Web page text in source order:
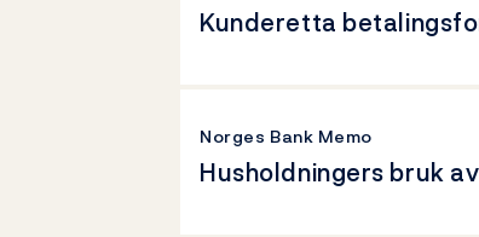
Kunderetta
Husholdningers bruk
Norges Bank Memo